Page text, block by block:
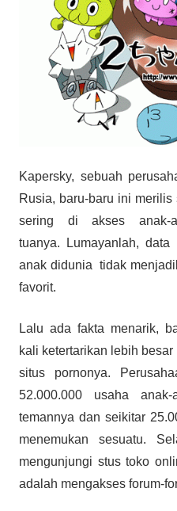
Kapersky, sebuah
Rusia, baru-baru ini
sering di akses anak-
tuanya. Lumayanlah,
anak didunia tidak
favorit.
Lalu ada fakta menarik,
kali ketertarikan lebih
situs pornonya.
52.000.000 usaha
temannya dan seikitar
menemukan sesuatu.
mengunjungi stus toko
adalah mengakses forum-